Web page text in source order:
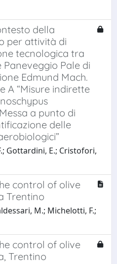
della
per attività di
tecnologica tra
Pale di
Edmund Mach.
A “Misure indirette
a punto di
delle
Gottardini, E.; Cristofori,
control of olive
Trentino
M.; Michelotti, F.;
control of olive
Trentino